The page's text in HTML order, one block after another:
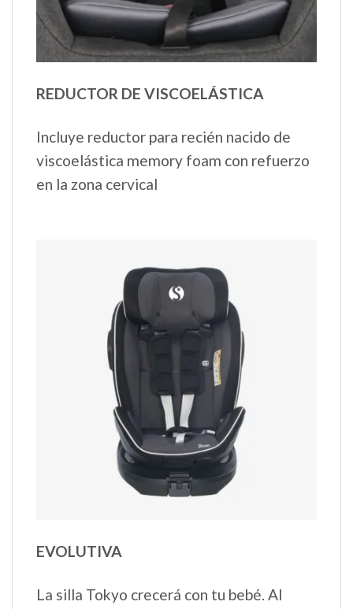
REDUCTOR DE VISCOELÁSTICA
Incluye reductor para recién nacido de
viscoelástica memory foam con refuerzo
en la zona cervical
EVOLUTIVA
La silla Tokyo crecerá con tu bebé. Al